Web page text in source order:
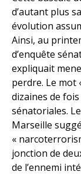
d’autant plus
évolution
Ainsi, au
d’enquête
expliquait
perdre. Le mot
dizaines de
sénatoriales.
Marseille
«
jonction de
de l’ennemi